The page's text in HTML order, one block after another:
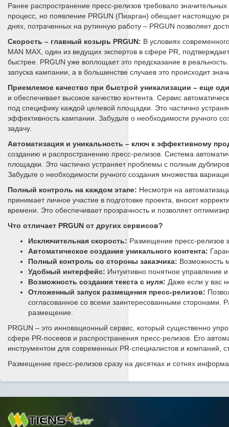
Ранее распространение пресс-релизов требовало
процесс, но появление PRGUN (Пиарган) обещает настоящую
днях, потраченных на рутинную работу – PRGUN позволяет
Скорость – главный козырь PRGUN: В условиях
MAN MAX, один из ведущих экспертов в сфере PR,
быстрее. PRGUN уже воплощает это предсказание в
запуска кампании, а в большинстве случаев это происходит
Приемлемое качество при быстрой уникализации – еще
и обеспечивает высокое качество контента. Сервис
под специфику каждой целевой площадки. Это частично
эффективность кампании. Забудьте о необходимости ручного
задачу.
Автоматизация и уникальность – ключ к эффективному
созданию и распространению пресс-релизов. Система
площадки. Это частично устраняет проблемы с полным
Забудьте о необходимости ручного создания множества
Полный контроль на каждом этапе: Несмотря на
принимает личное участие в подготовке проекта, вносит
времени. Это обеспечивает прозрачность и позволяет
Что отличает PRGUN от других сервисов?
Исключительная скорость: Размещение пресс-релизов
Автоматическое создание уникального контента:
Полный контроль со стороны заказчика: Возможность
Удобный интерфейс: Интуитивно понятное управление
Возможность создания текста с нуля: Даже если у вас
Отложенный запуск размещения пресс-релизов:
согласованное со всеми заинтересованными сторонами.
размещение.
PRGUN – это инновационный сервис, который существенно
сфере PR-посевов и распространения пресс-релизов. Его
инструментом для современных PR-специалистов и компаний,
Размещение пресс-релизов сразу на десятках и сотнях